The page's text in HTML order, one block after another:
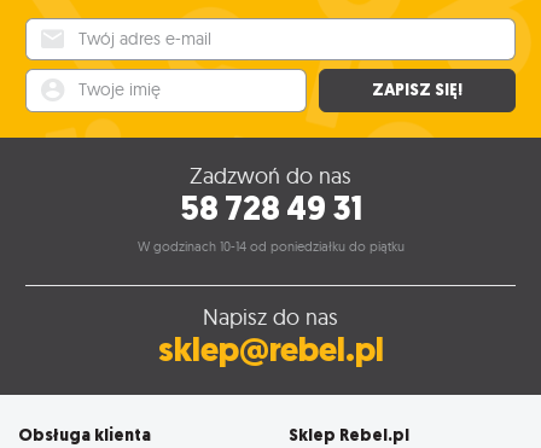
ZAPISZ SIĘ!
Zadzwoń do nas
58 728 49 31
W godzinach 10-14 od poniedziałku do piątku
Napisz do nas
sklep@rebel.pl
Obsługa klienta Sklep Rebel.pl